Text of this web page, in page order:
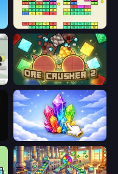
Idle Breakout
OreCrusher 2
Crystalia Idle Clicker